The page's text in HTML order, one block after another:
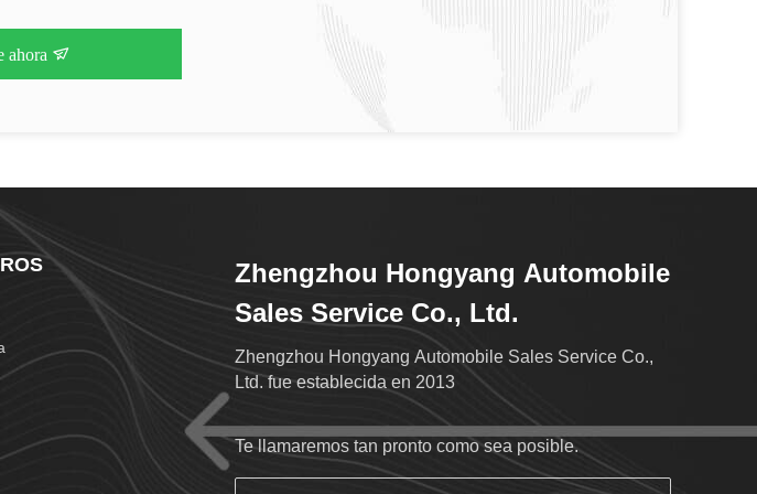
ahora
Zhengzhou Hongyang Automobile
Sales Service Co., Ltd.
Zhengzhou Hongyang Automobile Sales Service Co.,
Ltd. fue establecida en 2013
Te llamaremos tan pronto como sea posible.